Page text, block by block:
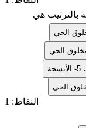
هي
النقاط: 1